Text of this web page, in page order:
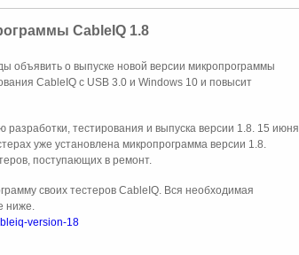
CableIQ 1.8
объявить о выпуске новой версии микропрограммы
CableIQ с USB 3.0 и Windows 10 и повысит
тестирования и выпуска версии 1.8. 15 июня
уже установлена микропрограмма версии 1.8.
поступающих в ремонт.
своих тестеров CableIQ. Вся необходимая
ниже.
version-18